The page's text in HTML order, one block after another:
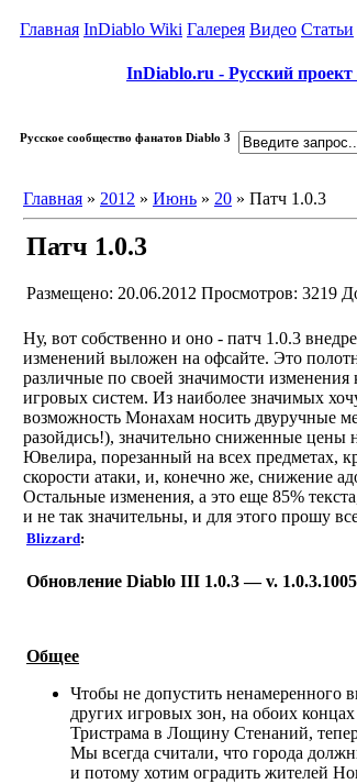
Главная InDiablo Wiki Галерея Видео Статьи
InDiablo.ru - Русский
Русское сообщество фанатов Diablo 3
Главная » 2012 » Июнь » 20 » Патч 1.0.3
Патч 1.0.3
Размещено: 20.06.2012 Просмотров: 3219
Ну, вот собственно и оно - патч 1.0.3
изменений выложен на офсайте. Это
различные по своей значимости изменения
игровых систем. Из наиболее значимых
возможность Монахам носить двуручные
разойдись!), значительно сниженные цены
Ювелира, порезанный на всех предметах,
скорости атаки, и, конечно же, снижение
Остальные изменения, а это еще 85%
и не так значительны, и для этого прошу
Blizzard:
Обновление Diablo III 1.0.3 — v.
Общее
Чтобы не допустить ненамеренного
других игровых зон, на обоих
Тристрама в Лощину Стенаний,
Мы всегда считали, что города
и потому хотим оградить жителей